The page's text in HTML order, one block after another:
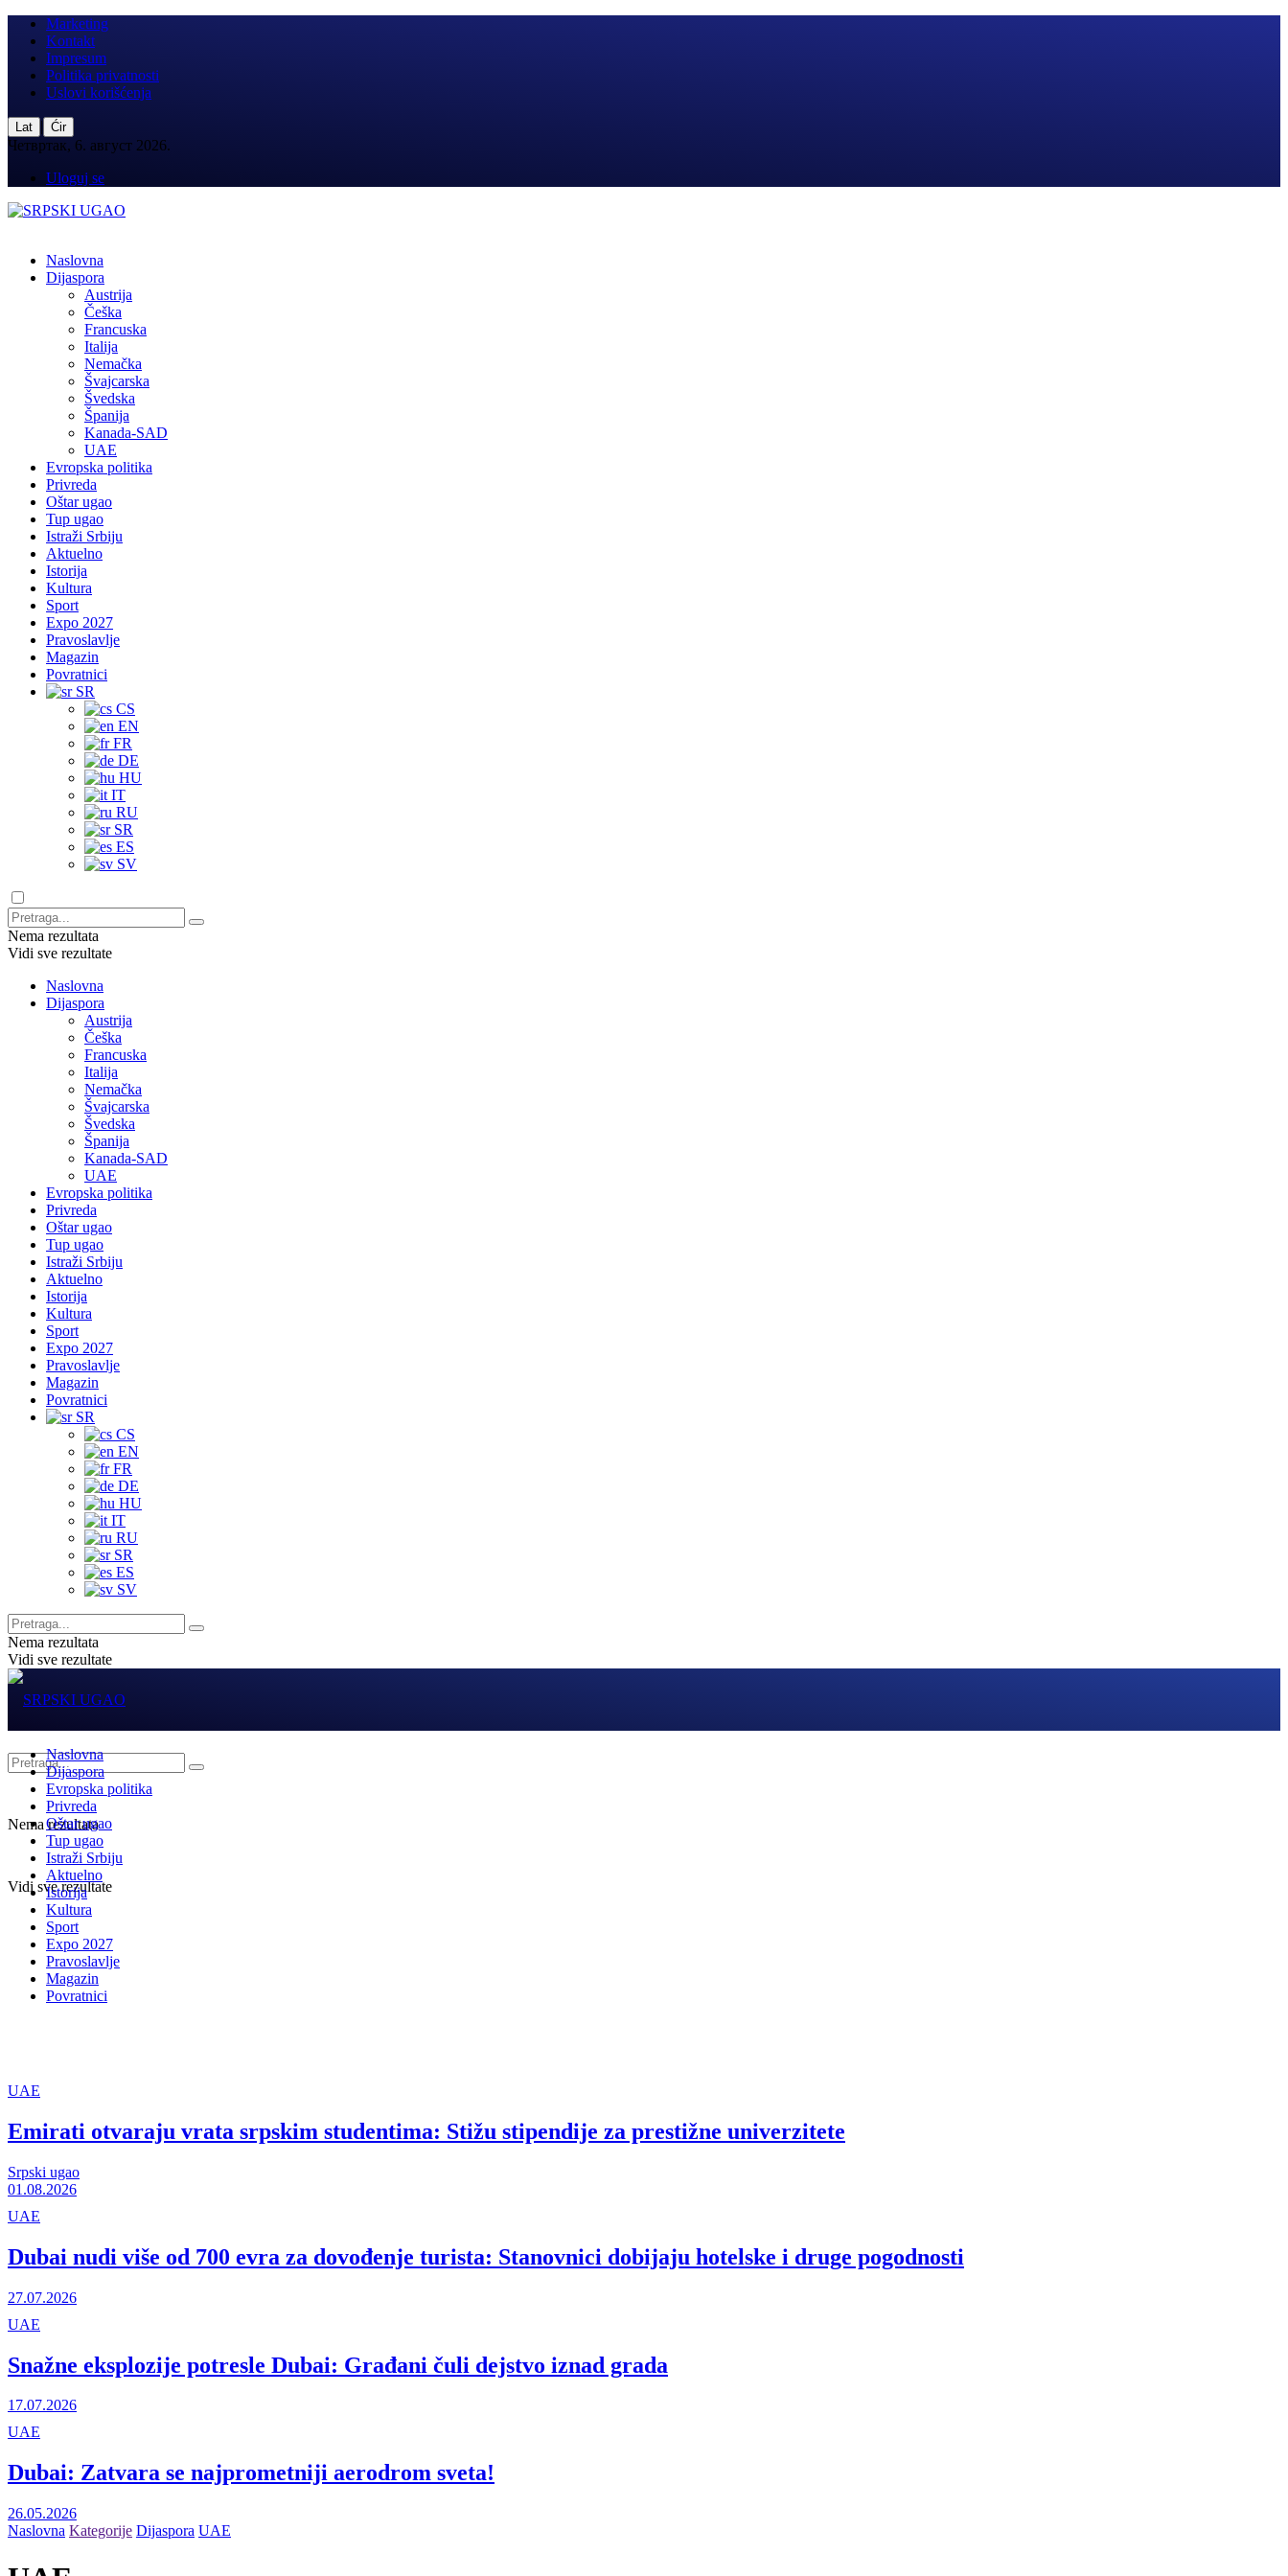
Marketing
Kontakt
Impresum
Politika privatnosti
Uslovi korišćenja
Lat | Ćir
Четвртак, 6. август 2026.
Uloguj se
Naslovna
Dijaspora
Austrija
Češka
Francuska
Italija
Nemačka
Švajcarska
Švedska
Španija
Kanada-SAD
UAE
Evropska politika
Privreda
Oštar ugao
Tup ugao
Istraži Srbiju
Aktuelno
Istorija
Kultura
Sport
Expo 2027
Pravoslavlje
Magazin
Povratnici
SR
CS
EN
FR
DE
HU
IT
RU
SR
ES
SV
Nema rezultata
Vidi sve rezultate
Naslovna
Dijaspora
Austrija
Češka
Francuska
Italija
Nemačka
Švajcarska
Švedska
Španija
Kanada-SAD
UAE
Evropska politika
Privreda
Oštar ugao
Tup ugao
Istraži Srbiju
Aktuelno
Istorija
Kultura
Sport
Expo 2027
Pravoslavlje
Magazin
Povratnici
SR
CS
EN
FR
DE
HU
IT
RU
SR
ES
SV
Nema rezultata
Vidi sve rezultate
Nema rezultata
Vidi sve rezultate
Naslovna
Dijaspora
Evropska politika
Privreda
Oštar ugao
Tup ugao
Istraži Srbiju
Aktuelno
Istorija
Kultura
Sport
Expo 2027
Pravoslavlje
Magazin
Povratnici
UAE
Emirati otvaraju vrata srpskim studentima: Stižu stipendije za prestižne univerzitete
Srpski ugao
01.08.2026
UAE
Dubai nudi više od 700 evra za dovođenje turista: Stanovnici dobijaju hotelske i druge pogodnosti
27.07.2026
UAE
Snažne eksplozije potresle Dubai: Građani čuli dejstvo iznad grada
17.07.2026
UAE
Dubai: Zatvara se najprometniji aerodrom sveta!
26.05.2026
Naslovna Kategorije Dijaspora UAE